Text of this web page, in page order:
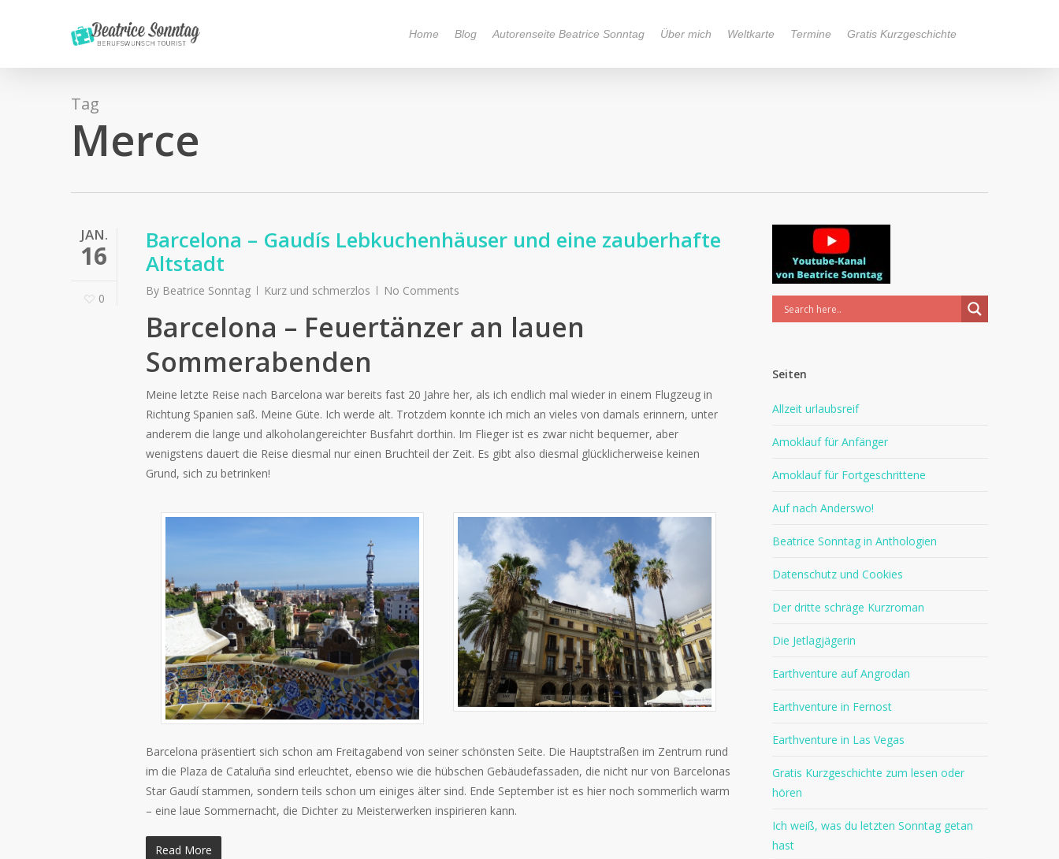
content
Home Blog Autorenseite Beatrice Sonntag Über mich Weltkarte Termine Gratis Kurzgeschichte
Tag
Merce
JAN.
16
0
Barcelona – Gaudís Lebkuchenhäuser und eine zauberhafte
Altstadt
By Beatrice Sonntag Kurz und schmerzlos No Comments
Barcelona – Feuertänzer an lauen
Sommerabenden
Meine letzte Reise nach Barcelona war bereits fast 20 Jahre her, als ich endlich mal wieder in einem Flugzeug in
Richtung Spanien saß. Meine Güte. Ich werde alt. Trotzdem konnte ich mich an vieles von damals erinnern, unter
anderem die lange und alkoholangereichter Busfahrt dorthin. Im Flieger ist es zwar nicht bequemer, aber
wenigstens dauert die Reise diesmal nur einen Bruchteil der Zeit. Es gibt also diesmal glücklicherweise keinen
Grund, sich zu betrinken!
Barcelona präsentiert sich schon am Freitagabend von seiner schönsten Seite. Die Hauptstraßen im Zentrum rund
im die Plaza de Cataluña sind erleuchtet, ebenso wie die hübschen Gebäudefassaden, die nicht nur von Barcelonas
Star Gaudí stammen, sondern teils schon um einiges älter sind. Ende September ist es hier noch sommerlich warm
– eine laue Sommernacht, die Dichter zu Meisterwerken inspirieren kann.
Read More
Seiten
Allzeit urlaubsreif
Amoklauf für Anfänger
Amoklauf für Fortgeschrittene
Auf nach Anderswo!
Beatrice Sonntag in Anthologien
Datenschutz und Cookies
Der dritte schräge Kurzroman
Die Jetlagjägerin
Earthventure auf Angrodan
Earthventure in Fernost
Earthventure in Las Vegas
Gratis Kurzgeschichte zum lesen oder
hören
Ich weiß, was du letzten Sonntag getan
hast